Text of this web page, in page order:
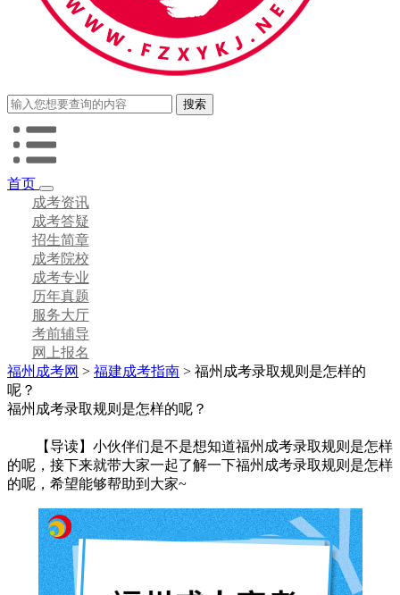
首页
成考资讯
成考答疑
招生简章
成考院校
成考专业
历年真题
服务大厅
考前辅导
网上报名
福州成考网 > 福建成考指南 > 福州成考录取规则是怎样的
呢？
福州成考录取规则是怎样的呢？
【导读】小伙伴们是不是想知道福州成考录取规则是怎样
的呢，接下来就带大家一起了解一下福州成考录取规则是怎样
的呢，希望能够帮助到大家~